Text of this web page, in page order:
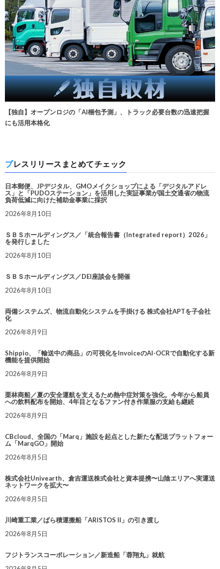
【独自】オープンロジの「AI梱包予測」、トラック必要台数の迅速把握
にも活用本格化
プレスリリースまとめてチェック
日本郵便、JPデジタル、GMOメイクショップによる「デジタルアドレ
ス」と「PUDOステーション」を活用した実証事業が国土交通省の物流
負荷低減に向けた補助金事業に採択
2026年8月10日
ＳＢＳホールディングス／「統合報告書（Integrated report）2026」
を発行しました
2026年8月10日
ＳＢＳホールディングス／DEI座談会を開催
2026年8月10日
両備システムズ、物流自動化システムを手掛ける 株式会社APTを子会社
化
2026年8月9日
Shippio、「輸送中の商品」の可視化をInvoiceのAI-OCRで自動化する新
機能を提供開始
2026年8月9日
栗林商船／夏の安全運航を支えるため熱中症対策を強化。今年から船員
への飲料配布を開始、4年目となるファン付き作業服の支給も継続
2026年8月9日
CBcloud、全国の「Marq」施設を起点とした新たな配送プラットフォー
ム「MarqGO」開始
2026年8月5日
株式会社Univearth、倉吉運送株式会社と資本提携〜山陰エリアへ実運送
ネットワークを拡大〜
2026年8月5日
川崎重工業／ばら積運搬船「ARISTOS II」の引き渡し
2026年8月5日
フジトランスコーポレーション／新造船「蓉翔丸」就航